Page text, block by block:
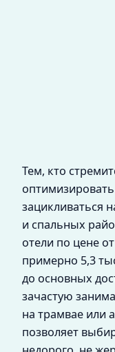
Тем, кто
зацикливаться
и спальных
отели по цене
примерно 5,3
до основных
зачастую
на трамвае или
позволяет